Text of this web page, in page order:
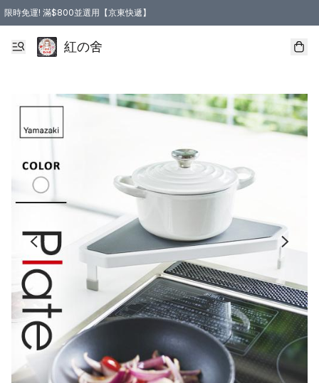
限時免運! 滿$800並選用【京東快遞】
紅の舍